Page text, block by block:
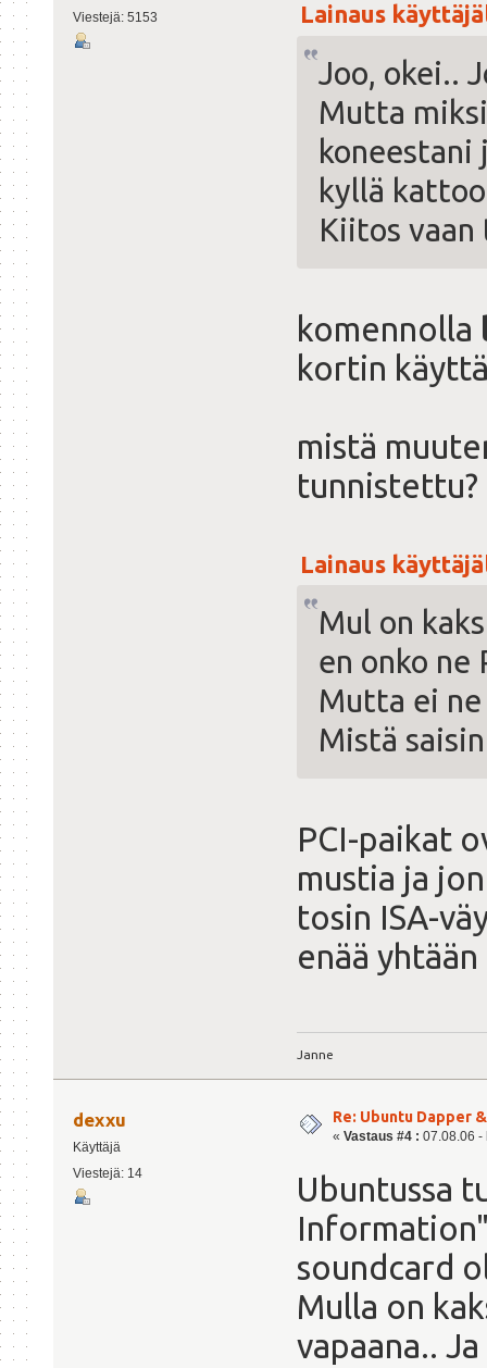
Viestejä: 5153 Lainaus
Joo, okei..
Mutta
kyllä
Kiitos
komennolla
kortin
mistä
tunnistettu?
Lainaus
Mul on
en onko ne
Mutta ei
Mistä
PCI-paikat
mustia ja
tosin ISA-
enää
Janne
dexxu
Käyttäjä
Viestejä: 14
Re: Ubuntu Dapper
« Vastaus #4 : 07.08.06 -
Ubuntussa
soundcard
Mulla on
vapaana..